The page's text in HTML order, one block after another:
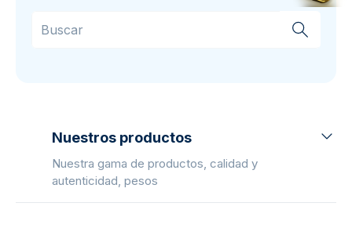
Nuestros productos
Nuestra gama de productos, calidad y
autenticidad, pesos